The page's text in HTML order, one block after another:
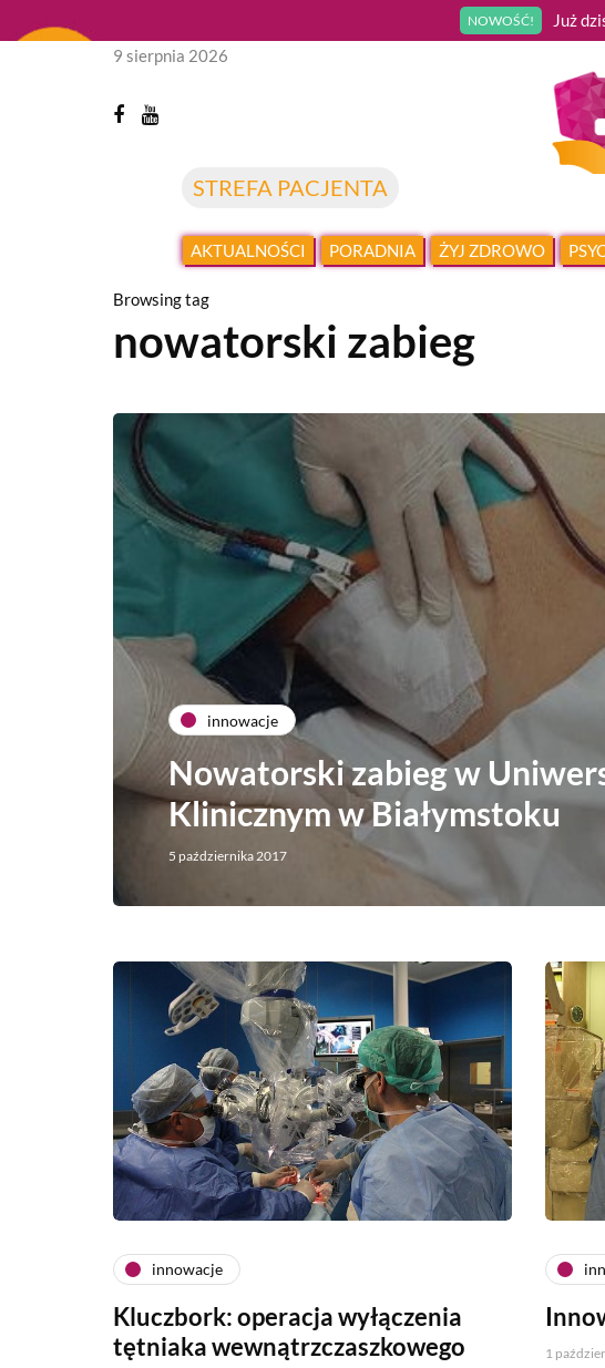
NOWOŚĆ! Już
STREFA PACJENTA
9 sierpnia 2026
AKTUALNOŚCI PORADNIA ŻYJ ZDROWO
Browsing tag
nowatorski zabieg
innowacje
Nowatorski zabieg w
Klinicznym w Białymstoku
5 października 2017
innowacje
Kluczbork: operacja wyłączenia
tętniaka wewnątrzczaszkowego
1